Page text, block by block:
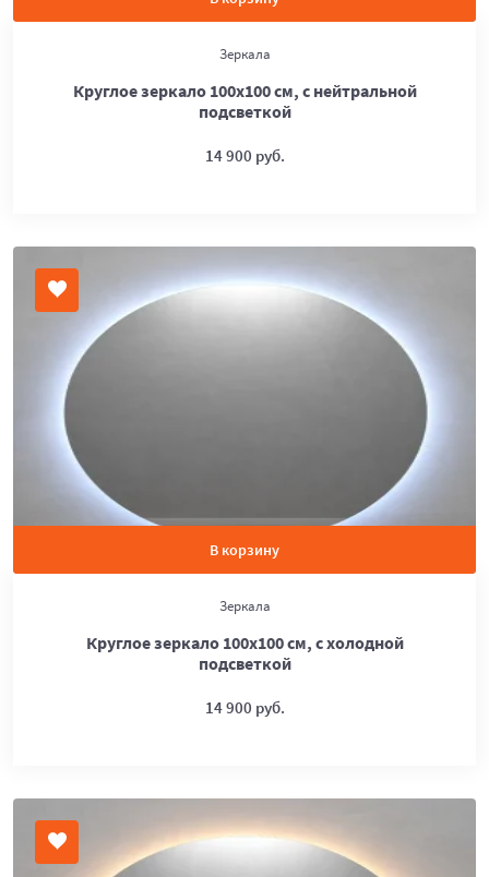
Зеркала
Круглое зеркало 100х100 см, с нейтральной
подсветкой
14 900 руб.
В корзину
Зеркала
Круглое зеркало 100х100 см, с холодной
подсветкой
14 900 руб.